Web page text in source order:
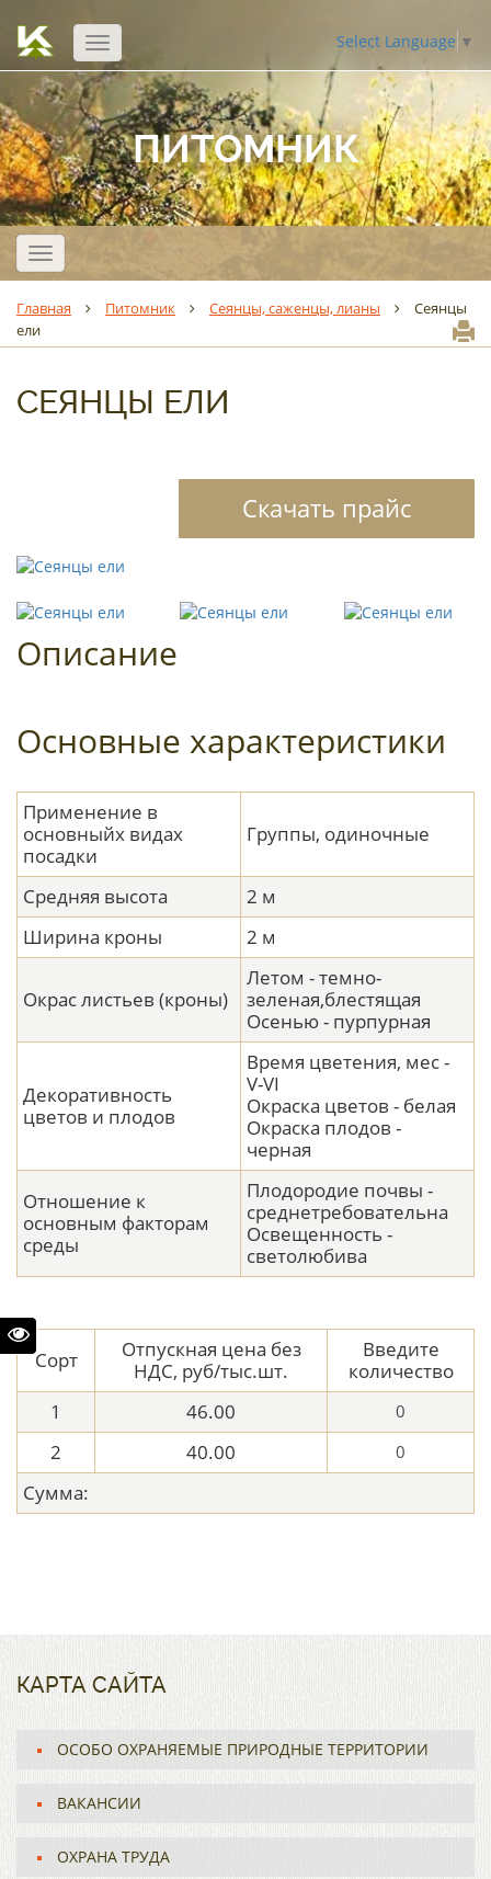
Открыть
навигацию
Select Language ▼
ПИТОМНИК
Открыть
навигацию
Главная Питомник Сеянцы, саженцы, лианы
Сеянцы
ели
СЕЯНЦЫ ЕЛИ
Скачать прайс
Описание
Основные характеристики
Применение в
основныйх видах
посадки
Группы, одиночные
Средняя высота
2 м
Ширина кроны
2 м
Окрас листьев (кроны)
Летом - темно-
зеленая,блестящая
Осенью - пурпурная
Декоративность
цветов и плодов
Время цветения, мес -
V-VI
Окраска цветов - белая
Окраска плодов -
черная
Отношение к
основным факторам
среды
Плодородие почвы -
среднетребовательна
Освещенность -
светолюбива
Сорт
Отпускная цена без
НДС, руб/тыс.шт.
Введите
количество
1
46.00
2
40.00
Сумма:
КАРТА САЙТА
ОСОБО ОХРАНЯЕМЫЕ ПРИРОДНЫЕ ТЕРРИТОРИИ
ВАКАНСИИ
ОХРАНА ТРУДА